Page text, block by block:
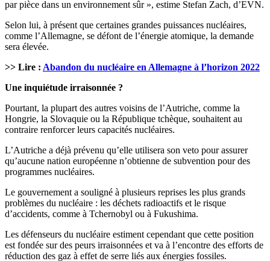
par pièce dans un environnement sûr », estime Stefan Zach, d’EVN.
Selon lui, à présent que certaines grandes puissances nucléaires,
comme l’Allemagne, se défont de l’énergie atomique, la demande
sera élevée.
>> Lire : Abandon du nucléaire en Allemagne à l’horizon 2022
Une inquiétude irraisonnée ?
Pourtant, la plupart des autres voisins de l’Autriche, comme la
Hongrie, la Slovaquie ou la République tchèque, souhaitent au
contraire renforcer leurs capacités nucléaires.
L’Autriche a déjà prévenu qu’elle utilisera son veto pour assurer
qu’aucune nation européenne n’obtienne de subvention pour des
programmes nucléaires.
Le gouvernement a souligné à plusieurs reprises les plus grands
problèmes du nucléaire : les déchets radioactifs et le risque
d’accidents, comme à Tchernobyl ou à Fukushima.
Les défenseurs du nucléaire estiment cependant que cette position
est fondée sur des peurs irraisonnées et va à l’encontre des efforts de
réduction des gaz à effet de serre liés aux énergies fossiles.